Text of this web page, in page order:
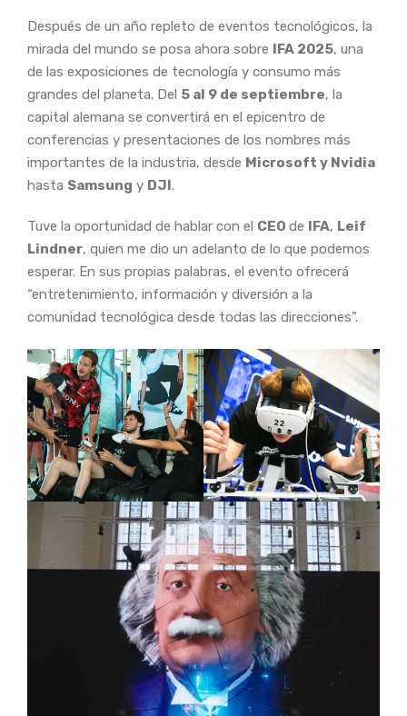
Después de un año repleto de eventos tecnológicos, la
mirada del mundo se posa ahora sobre IFA 2025, una
de las exposiciones de tecnología y consumo más
grandes del planeta. Del 5 al 9 de septiembre, la
capital alemana se convertirá en el epicentro de
conferencias y presentaciones de los nombres más
importantes de la industria, desde Microsoft y Nvidia
hasta Samsung y DJI.
Tuve la oportunidad de hablar con el CEO de IFA, Leif
Lindner, quien me dio un adelanto de lo que podemos
esperar. En sus propias palabras, el evento ofrecerá
“entretenimiento, información y diversión a la
comunidad tecnológica desde todas las direcciones”.